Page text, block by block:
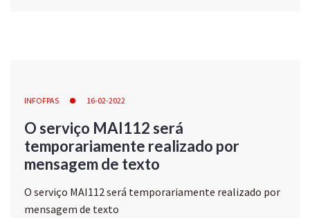
INFOFPAS 16-02-2022
O serviço MAI112 será
temporariamente realizado por
mensagem de texto
O serviço MAI112 será temporariamente realizado por
mensagem de texto